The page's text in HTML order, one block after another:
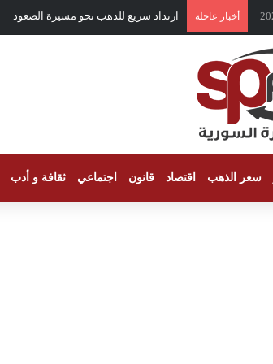
أخبار عاجلة ارتداد سريع للذهب نحو مسيرة الصعود
سعر الذهب اقتصاد قانون اجتماعي ثقافة و أدب